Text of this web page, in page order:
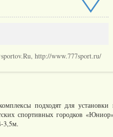
http://www.777sport.ru/
подходят для установки
спортивных городков
3,5м.